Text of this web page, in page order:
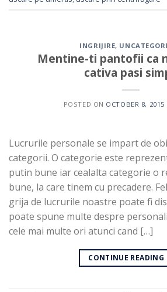
INGRIJIRE,
Mentine-ti pantofii ca
cativa pasi
POSTED ON OCTOBER 8, 2015
Lucrurile personale se impart de
categorii. O categorie este
putin bune iar cealalta categorie o
bune, la care tinem cu precadere.
grija de lucrurile noastre poate fi
poate spune multe despre
cele mai multe ori atunci cand […]
CONTINUE READING